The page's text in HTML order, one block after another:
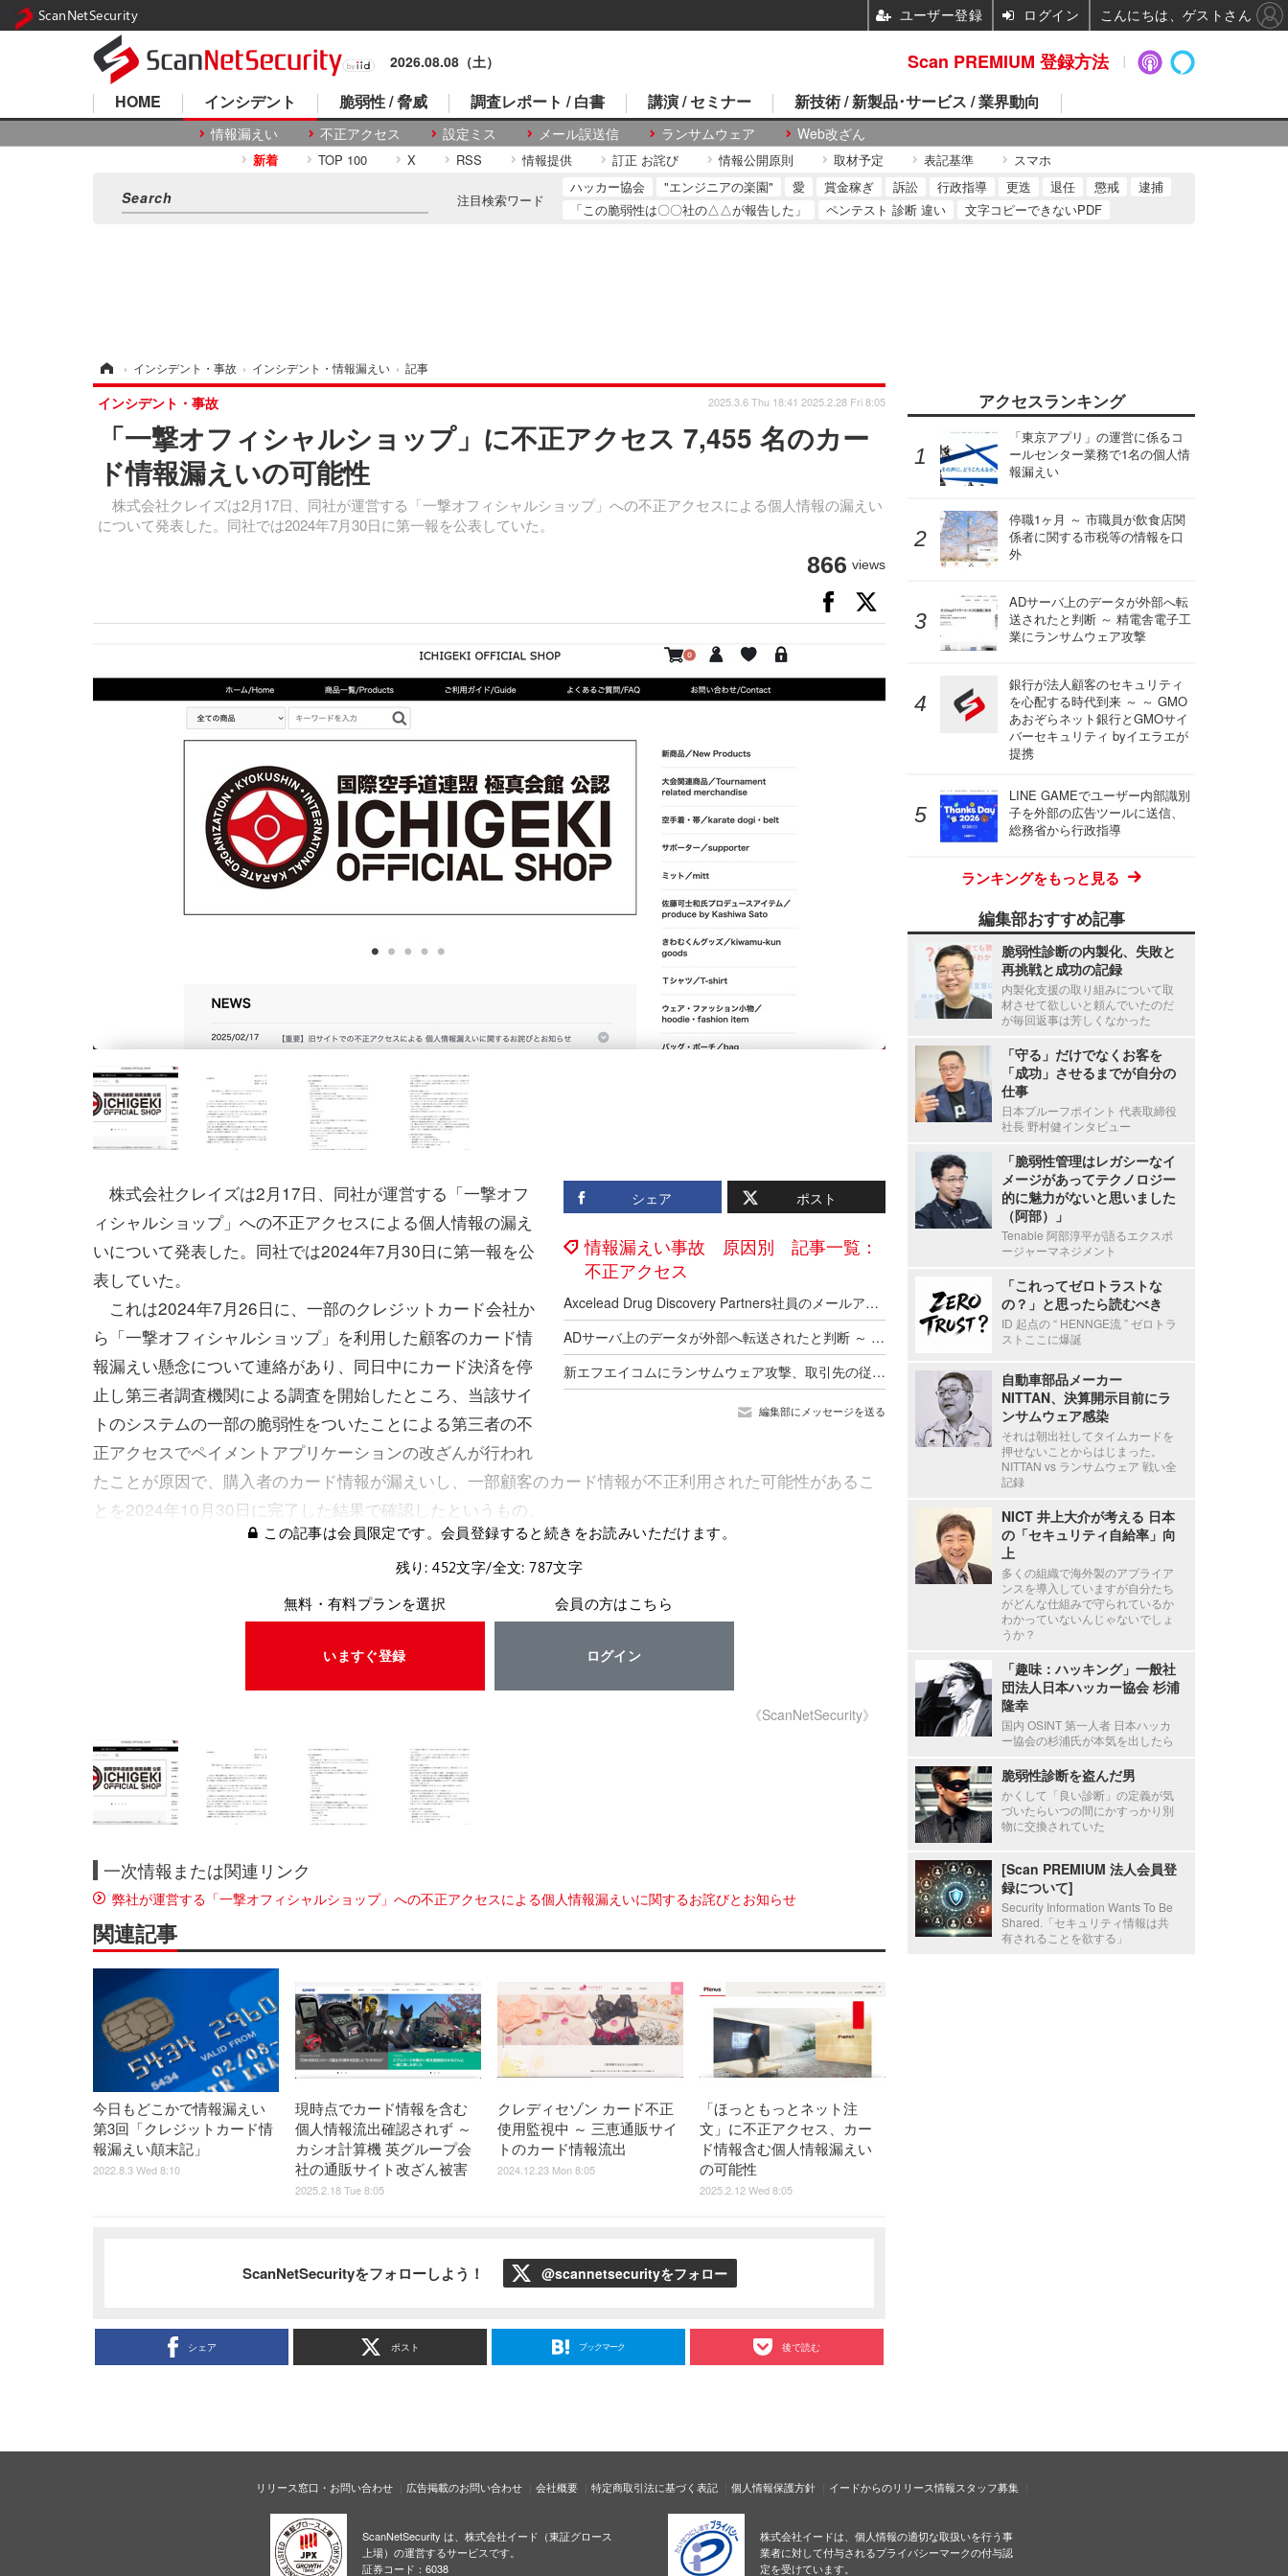
2026.08.08（土）
HOME インシデント
情報漏えい 不正アクセス 設定ミス メール誤送信 ランサムウェア Web改ざん
脆弱性 / 脅威 調査レポート / 白書 講演 / セミナー 新技術 / 新製品･サービス / 業界動向
新着 TOP 100 X RSS 情報提供 訂正 お詫び 情報公開原則 取材予定 表記基準 スマホ
注目検索ワード
ハッカー協会 "エンジニアの楽園" 愛 賞金稼ぎ 訴訟 行政指導 更迭 退任 懲戒
逮捕
「この脆弱性は〇〇社の△△が報告した」
ペンテスト 診断 違い 文字コピーできないPDF
› インシデント・事故 › インシデント・情報漏えい › 記事
「一撃オフィシャルショップ」に不正アクセス 7,455 名のカー
ド情報漏えいの可能性
株式会社クレイズは2月17日、同社が運営する「一撃オフィシャルショップ」への不正アクセスによる個人情報の漏えい
について発表した。同社では2024年7月30日に第一報を公表していた。
インシデント・事故 2025.3.6 Thu 18:41 2025.2.28 Fri 8:05
866 views
シェア ポスト
情報漏えい事故 原因別 記事一覧：
不正アクセス
Axcelead Drug Discovery Partners社員のメールアカウントに不正アクセス、約7,000通のメールで痕跡を確認
ADサーバ上のデータが外部へ転送されたと判断 ～ 精電舎電子工業にランサムウェア攻撃
新エフエイコムにランサムウェア攻撃、取引先の従業員に関する個人情報が漏えいした可能性
編集部にメッセージを送る
株式会社クレイズは2月17日、同社が運営する「一撃オフ
ィシャルショップ」への不正アクセスによる個人情報の漏え
いについて発表した。同社では2024年7月30日に第一報を公
表していた。
これは2024年7月26日に、一部のクレジットカード会社か
ら「一撃オフィシャルショップ」を利用した顧客のカード情
報漏えい懸念について連絡があり、同日中にカード決済を停
止し第三者調査機関による調査を開始したところ、当該サイ
トのシステムの一部の脆弱性をついたことによる第三者の不
正アクセスでペイメントアプリケーションの改ざんが行われ
たことが原因で、購入者のカード情報が漏えいし、一部顧客のカード情報が不正利用された可能性があるこ
とを2024年10月30日に完了した結果で確認したというもの。
この記事は会員限定です。会員登録すると続きをお読みいただけます。
残り: 452文字/全文: 787文字
無料・有料プランを選択
いますぐ登録
会員の方はこちら
ログイン
《ScanNetSecurity》
一次情報または関連リンク
弊社が運営する「一撃オフィシャルショップ」への不正アクセスによる個人情報漏えいに関するお詫びとお知らせ
関連記事
今日もどこかで情報漏えい
第3回「クレジットカード情
報漏えい顛末記」
2022.8.3 Wed 8:10
現時点でカード情報を含む
個人情報流出確認されず ～
カシオ計算機 英グループ会
社の通販サイト改ざん被害
2025.2.18 Tue 8:05
クレディセゾン カード不正
使用監視中 ～ 三恵通販サイ
トのカード情報流出
2024.12.23 Mon 8:05
「ほっともっとネット注
文」に不正アクセス、カー
ド情報含む個人情報漏えい
の可能性
2025.2.12 Wed 8:05
ScanNetSecurityをフォローしよう！ @scannetsecurityをフォロー
シェア ポスト ブックマーク 後で読む
アクセスランキング
「東京アプリ」の運営に係るコ
ールセンター業務で1名の個人情
報漏えい
停職1ヶ月 ～ 市職員が飲食店関
係者に関する市税等の情報を口
外
ADサーバ上のデータが外部へ転
送されたと判断 ～ 精電舎電子工
業にランサムウェア攻撃
銀行が法人顧客のセキュリティ
を心配する時代到来 ～ ～ GMO
あおぞらネット銀行とGMOサイ
バーセキュリティ byイエラエが
提携
LINE GAMEでユーザー内部識別
子を外部の広告ツールに送信、
総務省から行政指導
ランキングをもっと見る
編集部おすすめ記事
脆弱性診断の内製化、失敗と
再挑戦と成功の記録
内製化支援の取り組みについて取
材させて欲しいと頼んでいたのだ
が毎回返事は芳しくなかった
「守る」だけでなくお客を
「成功」させるまでが自分の
仕事
日本プルーフポイント 代表取締役
社長 野村健インタビュー
「脆弱性管理はレガシーなイ
メージがあってテクノロジー
的に魅力がないと思いました
（阿部）」
Tenable 阿部淳平が語るエクスポ
ージャーマネジメント
「これってゼロトラストな
の？」と思ったら読むべき
ID 起点の “ HENNGE流 ” ゼロトラ
ストここに爆誕
自動車部品メーカー
NITTAN、決算開示目前にラ
ンサムウェア感染
それは朝出社してタイムカードを
押せないことからはじまった。
NITTAN vs ランサムウェア 戦い全
記録
NICT 井上大介が考える 日本
の「セキュリティ自給率」向
上
多くの組織で海外製のアプライア
ンスを導入していますが自分たち
がどんな仕組みで守られているか
わかっていないんじゃないでしょ
うか？
「趣味：ハッキング」一般社
団法人日本ハッカー協会 杉浦
隆幸
国内 OSINT 第一人者 日本ハッカ
ー協会の杉浦氏が本気を出したら
脆弱性診断を盗んだ男
かくして「良い診断」の定義が気
づいたらいつの間にかすっかり別
物に交換されていた
[Scan PREMIUM 法人会員登
録について]
Security Information Wants To Be
Shared.「セキュリティ情報は共
有されることを欲する」
リリース窓口・お問い合わせ 広告掲載のお問い合わせ 会社概要 特定商取引法に基づく表記 個人情報保護方針 イードからのリリース情報スタッフ募集
ScanNetSecurity は、株式会社イード（東証グロース
上場）の運営するサービスです。
証券コード：6038
株式会社イードは、個人情報の適切な取扱いを行う事
業者に対して付与されるプライバシーマークの付与認
定を受けています。
Scan PREMIUM 登録方法
ScanNetSecurity ユーザー登録 ログイン こんにちは、ゲストさん